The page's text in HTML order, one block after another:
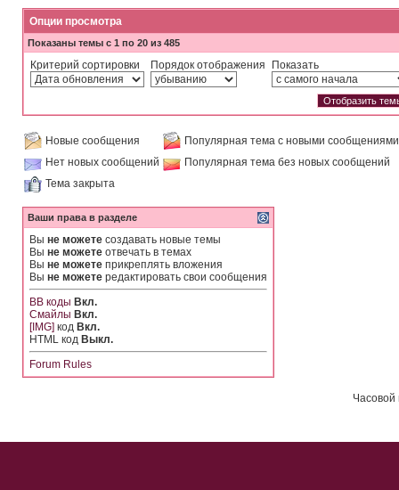
Опции просмотра
Показаны темы с 1 по 20 из 485
Критерий сортировки Порядок отображения Показать
Новые сообщения
Популярная тема с новыми сообщениями
Нет новых сообщений
Популярная тема без новых сообщений
Тема закрыта
Ваши права в разделе
Вы не можете создавать новые темы
Вы не можете отвечать в темах
Вы не можете прикреплять вложения
Вы не можете редактировать свои сообщения
BB коды Вкл.
Смайлы Вкл.
[IMG] код Вкл.
HTML код Выкл.
Forum Rules
Часовой